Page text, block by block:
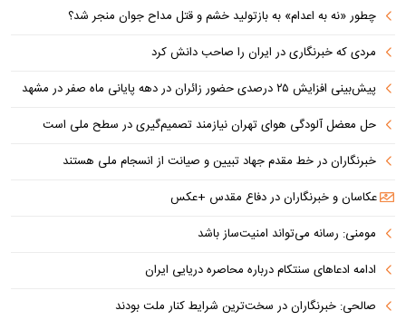
چطور «نه به اعدام» به بازتولید خشم و قتل مداح جوان منجر شد؟
مردی که خبرنگاری در ایران را صاحب دانش کرد
پیش‌بینی افزایش ۲۵ درصدی حضور زائران در دهه پایانی ماه صفر در مشهد
حل معضل آلودگی هوای تهران نیازمند تصمیم‌گیری در سطح ملی است
خبرنگاران در خط مقدم جهاد تبیین و صیانت از انسجام ملی هستند
عکاسان و خبرنگاران در دفاع مقدس +عکس
مومنی: رسانه می‌تواند امنیت‌ساز باشد
ادامه ادعاهای سنتکام درباره محاصره دریایی ایران
صالحی: خبرنگاران در سخت‌ترین شرایط کنار ملت بودند